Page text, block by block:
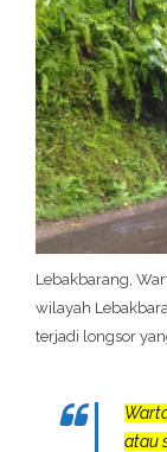
Lebakbarang,
wilayah
terjadi longsor
atau